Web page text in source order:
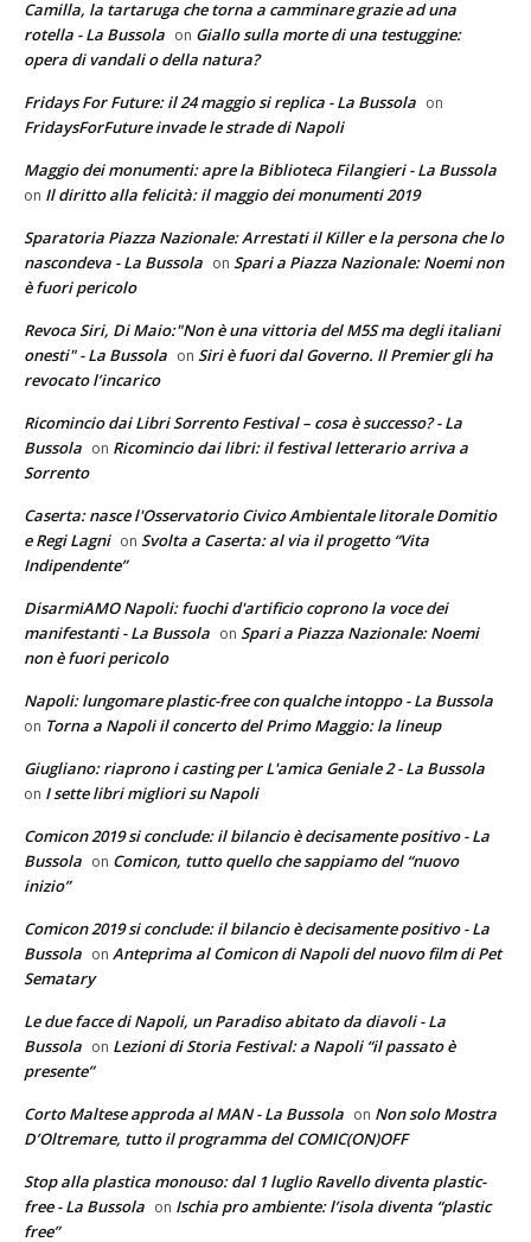
Camilla, la tartaruga che torna a camminare grazie ad una
rotella - La Bussola on Giallo sulla morte di una testuggine:
opera di vandali o della natura?
Fridays For Future: il 24 maggio si replica - La Bussola on
FridaysForFuture invade le strade di Napoli
Maggio dei monumenti: apre la Biblioteca Filangieri - La Bussola
on Il diritto alla felicità: il maggio dei monumenti 2019
Sparatoria Piazza Nazionale: Arrestati il Killer e la persona che lo
nascondeva - La Bussola on Spari a Piazza Nazionale: Noemi non
è fuori pericolo
Revoca Siri, Di Maio:"Non è una vittoria del M5S ma degli italiani
onesti" - La Bussola on Siri è fuori dal Governo. Il Premier gli ha
revocato l’incarico
Ricomincio dai Libri Sorrento Festival – cosa è successo? - La
Bussola on Ricomincio dai libri: il festival letterario arriva a
Sorrento
Caserta: nasce l'Osservatorio Civico Ambientale litorale Domitio
e Regi Lagni on Svolta a Caserta: al via il progetto “Vita
Indipendente”
DisarmiAMO Napoli: fuochi d'artificio coprono la voce dei
manifestanti - La Bussola on Spari a Piazza Nazionale: Noemi
non è fuori pericolo
Napoli: lungomare plastic-free con qualche intoppo - La Bussola
on Torna a Napoli il concerto del Primo Maggio: la lineup
Giugliano: riaprono i casting per L'amica Geniale 2 - La Bussola
on I sette libri migliori su Napoli
Comicon 2019 si conclude: il bilancio è decisamente positivo - La
Bussola on Comicon, tutto quello che sappiamo del “nuovo
inizio”
Comicon 2019 si conclude: il bilancio è decisamente positivo - La
Bussola on Anteprima al Comicon di Napoli del nuovo film di Pet
Sematary
Le due facce di Napoli, un Paradiso abitato da diavoli - La
Bussola on Lezioni di Storia Festival: a Napoli “il passato è
presente”
Corto Maltese approda al MAN - La Bussola on Non solo Mostra
D’Oltremare, tutto il programma del COMIC(ON)OFF
Stop alla plastica monouso: dal 1 luglio Ravello diventa plastic-
free - La Bussola on Ischia pro ambiente: l’isola diventa “plastic
free”